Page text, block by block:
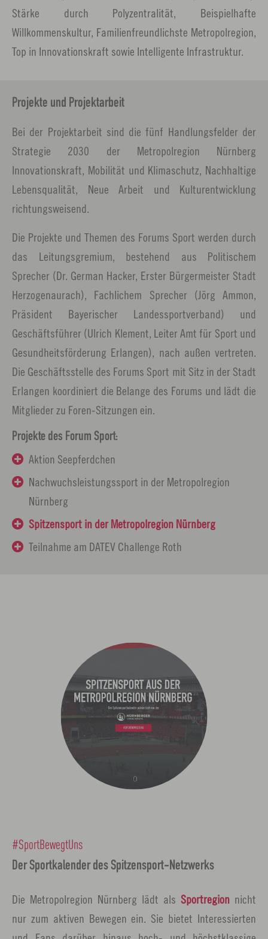
Stärke durch Polyzentralität, Beispielhafte
Willkommenskultur, Familienfreundlichste Metropolregion,
Top in Innovationskraft sowie Intelligente Infrastruktur.
Projekte und Projektarbeit
Bei der Projektarbeit sind die fünf Handlungsfelder der
Strategie 2030 der Metropolregion Nürnberg
Innovationskraft, Mobilität und Klimaschutz, Nachhaltige
Lebensqualität, Neue Arbeit und Kulturentwicklung
richtungsweisend.
Die Projekte und Themen des Forums Sport werden durch
das Leitungsgremium, bestehend aus Politischem
Sprecher (Dr. German Hacker, Erster Bürgermeister Stadt
Herzogenaurach), Fachlichem Sprecher (Jörg Ammon,
Präsident Bayerischer Landessportverband) und
Geschäftsführer (Ulrich Klement, Leiter Amt für Sport und
Gesundheitsförderung Erlangen), nach außen vertreten.
Die Geschäftsstelle des Forums Sport mit Sitz in der Stadt
Erlangen koordiniert die Belange des Forums und lädt die
Mitglieder zu Foren-Sitzungen ein.
Projekte des Forum Sport:
Aktion Seepferdchen
Nachwuchsleistungssport in der Metropolregion
Nürnberg
Spitzensport in der Metropolregion Nürnberg
Teilnahme am DATEV Challenge Roth
Der Sportkalender des Spitzensport-Netzwerks
#SportBewegtUns
Die Metropolregion Nürnberg lädt als Sportregion nicht
nur zum aktiven Bewegen ein. Sie bietet Interessierten